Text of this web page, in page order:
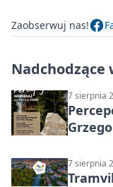
Zaobserwuj nas!
Nadchodzące
7 sierpnia
7 sierpnia